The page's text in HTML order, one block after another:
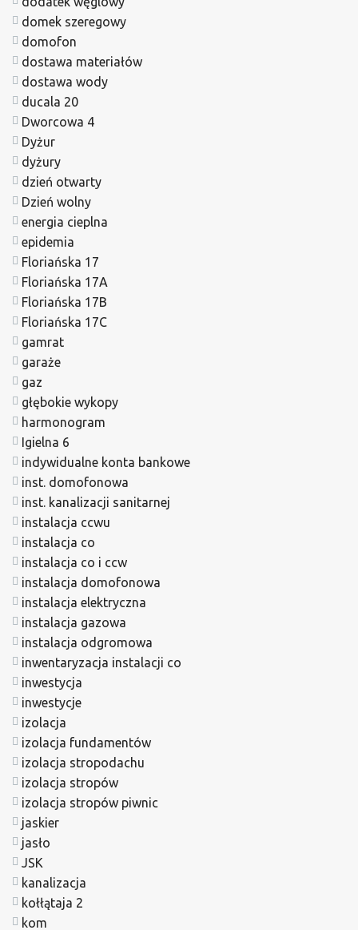
domek szeregowy
domofon
dostawa materiałów
dostawa wody
ducala 20
Dworcowa 4
Dyżur
dyżury
dzień otwarty
Dzień wolny
energia cieplna
epidemia
Floriańska 17
Floriańska 17A
Floriańska 17B
Floriańska 17C
gamrat
garaże
gaz
głębokie wykopy
harmonogram
Igielna 6
indywidualne konta bankowe
inst. domofonowa
inst. kanalizacji sanitarnej
instalacja ccwu
instalacja co
instalacja co i ccw
instalacja domofonowa
instalacja elektryczna
instalacja gazowa
instalacja odgromowa
inwentaryzacja instalacji co
inwestycja
inwestycje
izolacja
izolacja fundamentów
izolacja stropodachu
izolacja stropów
izolacja stropów piwnic
jaskier
jasło
JSK
kanalizacja
kołłątaja 2
kom